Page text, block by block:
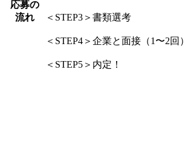
応募の
流れ
＜STEP3＞書類選考
＜STEP4＞企業と面接（1〜2回）
＜STEP5＞内定！